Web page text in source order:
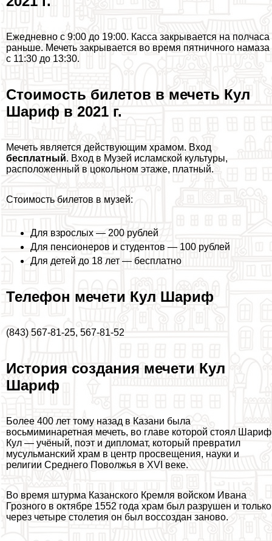
Ежедневно с 9:00 до 19:00. Касса закрывается на полчаса
раньше. Мечеть закрывается во время пятничного намаза
с 11:30 до 13:30.
Стоимость билетов в мечеть Кул
Шариф в 2021 г.
Мечеть является действующим храмом. Вход
бесплатный. Вход в Музей исламской культуры,
расположенный в цокольном этаже, платный.
Стоимость билетов в музей:
Для взрослых — 200 рублей
Для пенсионеров и студентов — 100 рублей
Для детей до 18 лет — бесплатно
Телефон мечети Кул Шариф
(843) 567-81-25, 567-81-52
История создания мечети Кул
Шариф
Более 400 лет тому назад в Казани была
восьмиминаретная мечеть, во главе которой стоял Шариф
Кул — учёный, поэт и дипломат, который превратил
мусульманский храм в центр просвещения, науки и
религии Среднего Поволжья в XVI веке.
Во время штурма Казанского Кремля войском Ивана
Грозного в октябре 1552 года храм был разрушен и только
через четыре столетия он был воссоздан заново.